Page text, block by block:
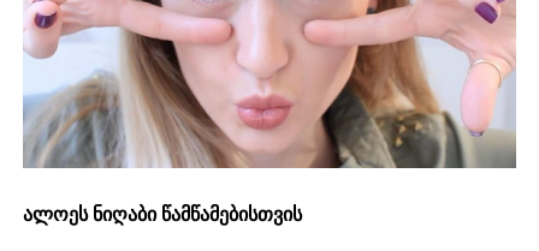
ალოეს ნიღაბი წამწამებისთვის